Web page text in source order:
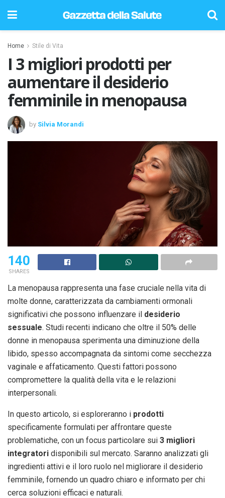
Home Stile di Vita
I 3 migliori prodotti per
aumentare il desiderio
femminile in menopausa
by Silvia Morandi
140
SHARES
La menopausa rappresenta una fase cruciale nella vita di
molte donne, caratterizzata da cambiamenti ormonali
significativi che possono influenzare il desiderio
sessuale. Studi recenti indicano che oltre il 50% delle
donne in menopausa sperimenta una diminuzione della
libido, spesso accompagnata da sintomi come secchezza
vaginale e affaticamento. Questi fattori possono
compromettere la qualità della vita e le relazioni
interpersonali.
In questo articolo, si esploreranno i prodotti
specificamente formulati per affrontare queste
problematiche, con un focus particolare sui 3 migliori
integratori disponibili sul mercato. Saranno analizzati gli
ingredienti attivi e il loro ruolo nel migliorare il desiderio
femminile, fornendo un quadro chiaro e informato per chi
cerca soluzioni efficaci e naturali.